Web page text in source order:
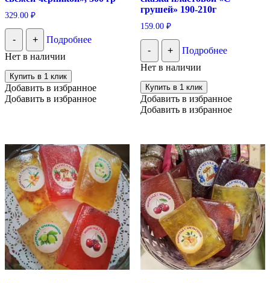
329.00 ₽
- +
Подробнее
Нет в наличии
Купить в 1 клик
Добавить в избранное
Добавить в избранное
грушей» 190-210г
159.00 ₽
- +
Подробнее
Нет в наличии
Купить в 1 клик
Добавить в избранное
Добавить в избранное